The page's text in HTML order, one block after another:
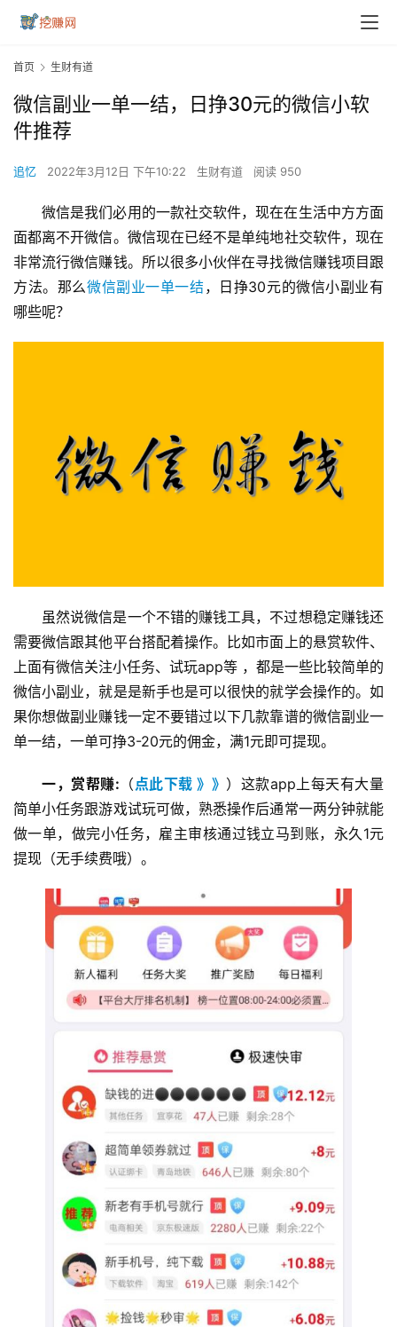
首页 生财有道
微信副业一单一结，日挣30元的微信小软
件推荐
追忆 2022年3月12日 下午10:22 生财有道 阅读 950
微信是我们必用的一款社交软件，现在在生活中方方面
面都离不开微信。微信现在已经不是单纯地社交软件，现在
非常流行微信赚钱。所以很多小伙伴在寻找微信赚钱项目跟
方法。那么微信副业一单一结 ，日挣30元的微信小副业有
哪些呢？
虽然说微信是一个不错的赚钱工具，不过想稳定赚钱还
需要微信跟其他平台搭配着操作。比如市面上的悬赏软件、
上面有微信关注小任务、试玩app等 ，都是一些比较简单的
微信小副业，就是是新手也是可以很快的就学会操作的。如
果你想做副业赚钱一定不要错过以下几款靠谱的微信副业一
单一结，一单可挣3-20元的佣金，满1元即可提现。
一，赏帮赚: （点此下载 》》 ）这款app上每天有大量
简单小任务跟游戏试玩可做，熟悉操作后通常一两分钟就能
做一单，做完小任务，雇主审核通过钱立马到账，永久1元
提现（无手续费哦）。